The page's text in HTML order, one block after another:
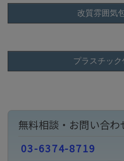
改質雰囲気
プラスチック
無料相談・お問い合わ
03-6374-8719